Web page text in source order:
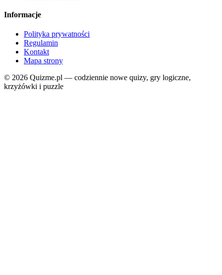
Informacje
Polityka prywatności
Regulamin
Kontakt
Mapa strony
© 2026 Quizme.pl — codziennie nowe quizy, gry logiczne,
krzyżówki i puzzle